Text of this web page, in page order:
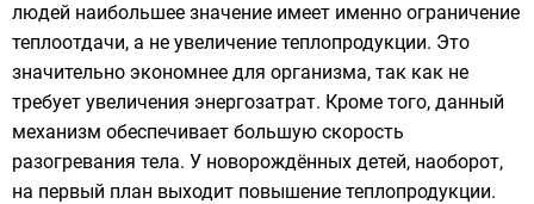
людей наибольшее значение имеет именно ограничение
теплоотдачи, а не увеличение теплопродукции. Это
значительно экономнее для организма, так как не
требует увеличения энергозатрат. Кроме того, данный
механизм обеспечивает большую скорость
разогревания тела. У новорождённых детей, наоборот,
на первый план выходит повышение теплопродукции.